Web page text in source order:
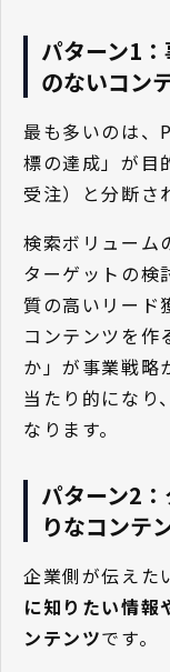
パターン1
のないコン
最も多いのは、
標の達成」が目
受注）と分断さ
検索ボリューム
ターゲットの検
質の高いリード
コンテンツを作
か」が事業戦略
当たり的になり
なります。
パターン2
りなコンテ
企業側が伝えた
に知りたい情報
ンテンツです。